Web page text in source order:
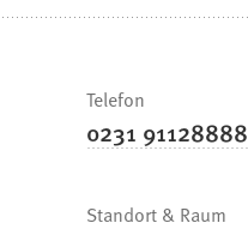
sich
Schnelle
Fakten
Telefon
0231 91128888
Standort & Raum